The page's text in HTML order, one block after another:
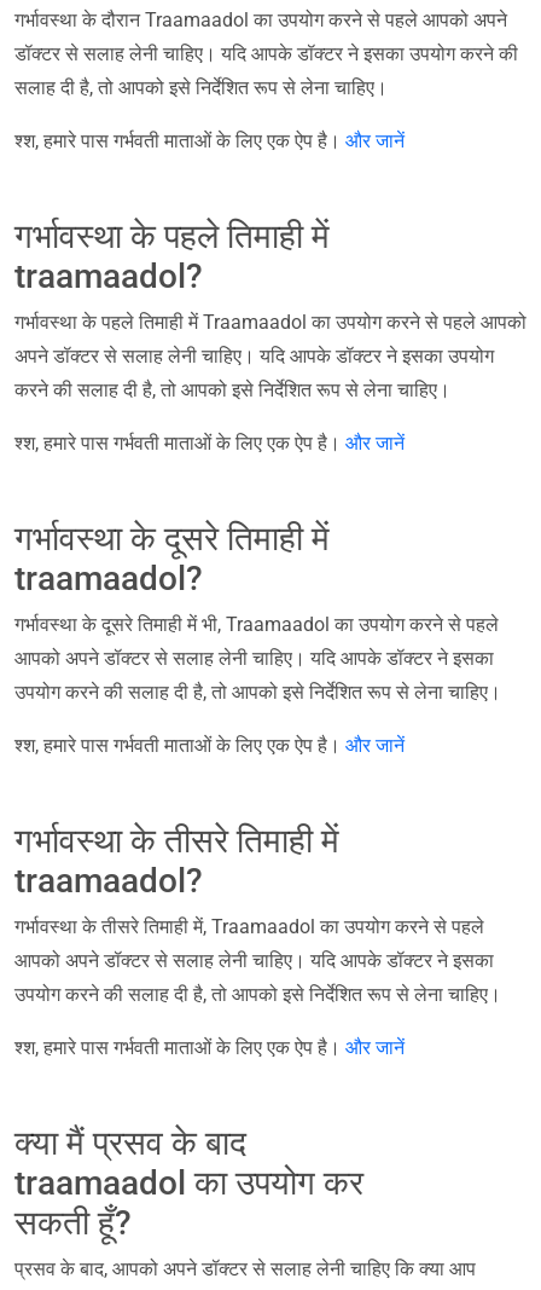
गर्भावस्था के दौरान Traamaadol का उपयोग करने से पहले आपको अपने
डॉक्टर से सलाह लेनी चाहिए। यदि आपके डॉक्टर ने इसका उपयोग करने की
सलाह दी है, तो आपको इसे निर्देशित रूप से लेना चाहिए।
श्श, हमारे पास गर्भवती माताओं के लिए एक ऐप है। और जानें
गर्भावस्था के पहले तिमाही में
traamaadol?
गर्भावस्था के पहले तिमाही में Traamaadol का उपयोग करने से पहले आपको
अपने डॉक्टर से सलाह लेनी चाहिए। यदि आपके डॉक्टर ने इसका उपयोग
करने की सलाह दी है, तो आपको इसे निर्देशित रूप से लेना चाहिए।
श्श, हमारे पास गर्भवती माताओं के लिए एक ऐप है। और जानें
गर्भावस्था के दूसरे तिमाही में
traamaadol?
गर्भावस्था के दूसरे तिमाही में भी, Traamaadol का उपयोग करने से पहले
आपको अपने डॉक्टर से सलाह लेनी चाहिए। यदि आपके डॉक्टर ने इसका
उपयोग करने की सलाह दी है, तो आपको इसे निर्देशित रूप से लेना चाहिए।
श्श, हमारे पास गर्भवती माताओं के लिए एक ऐप है। और जानें
गर्भावस्था के तीसरे तिमाही में
traamaadol?
गर्भावस्था के तीसरे तिमाही में, Traamaadol का उपयोग करने से पहले
आपको अपने डॉक्टर से सलाह लेनी चाहिए। यदि आपके डॉक्टर ने इसका
उपयोग करने की सलाह दी है, तो आपको इसे निर्देशित रूप से लेना चाहिए।
श्श, हमारे पास गर्भवती माताओं के लिए एक ऐप है। और जानें
क्या मैं प्रसव के बाद
traamaadol का उपयोग कर
सकती हूँ?
प्रसव के बाद, आपको अपने डॉक्टर से सलाह लेनी चाहिए कि क्या आप